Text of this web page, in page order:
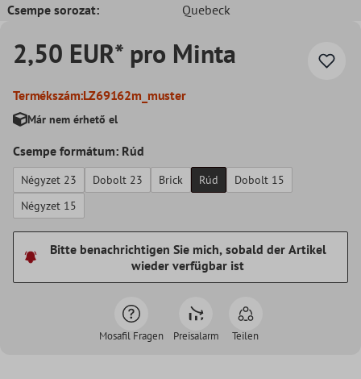
Csempe sorozat:
Quebeck
2,50 EUR* pro Minta
Termékszám:LZ69162m_muster
Már nem érhető el
Csempe formátum: Rúd
Négyzet 23 Dobolt 23 Brick Rúd
Dobolt 15
Négyzet 15
Bitte benachrichtigen Sie mich, sobald der Artikel
wieder verfügbar ist
Mosafil Fragen Preisalarm Teilen